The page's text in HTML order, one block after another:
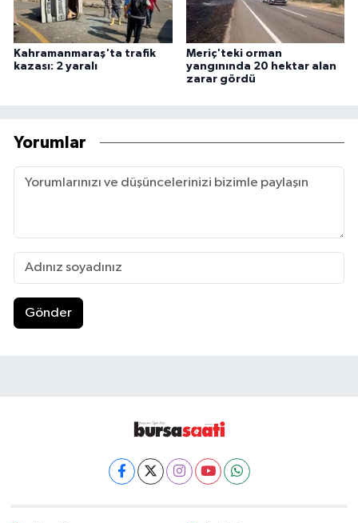
Kahramanmaraş'ta trafik
kazası: 2 yaralı
Meriç'teki orman
yangınında 20 hektar alan
zarar gördü
Yorumlar
Gönder